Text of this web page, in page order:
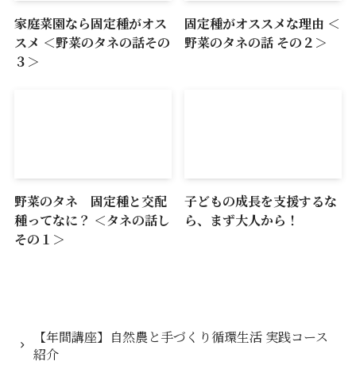
家庭菜園なら固定種がオス
スメ ＜野菜のタネの話その
３＞
固定種がオススメな理由 ＜
野菜のタネの話 その２＞
野菜のタネ 固定種と交配
種ってなに？ ＜タネの話し
その１＞
子どもの成長を支援するな
ら、まず大人から！
【年間講座】自然農と手づくり循環生活 実践コース
紹介